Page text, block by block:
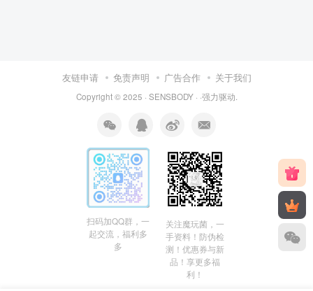
友链申请 免责声明 广告合作 关于我们
Copyright © 2025 · SENSBODY· ·强力驱动.
扫码加QQ群，一
起交流，福利多
多
关注魔玩菌，一
手资料！防伪检
测！优惠券与新
品！享更多福
利！